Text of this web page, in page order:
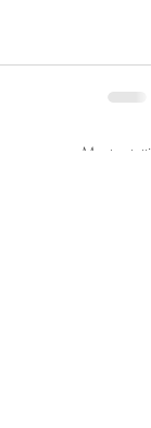
Mostra tutti